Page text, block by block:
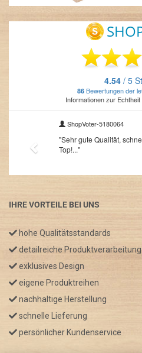
IHRE VORTEILE BEI UNS
hohe Qualitätsstandards
detailreiche Produktverarbeitung
exklusives Design
eigene Produktreihen
nachhaltige Herstellung
schnelle Lieferung
persönlicher Kundenservice